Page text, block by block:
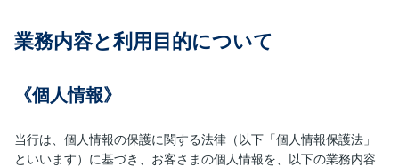
業務内容と利用目的について
《個人情報》
当行は、個人情報の保護に関する法律（以下「個人情報保護法」
といいます）に基づき、お客さまの個人情報を、以下の業務内容